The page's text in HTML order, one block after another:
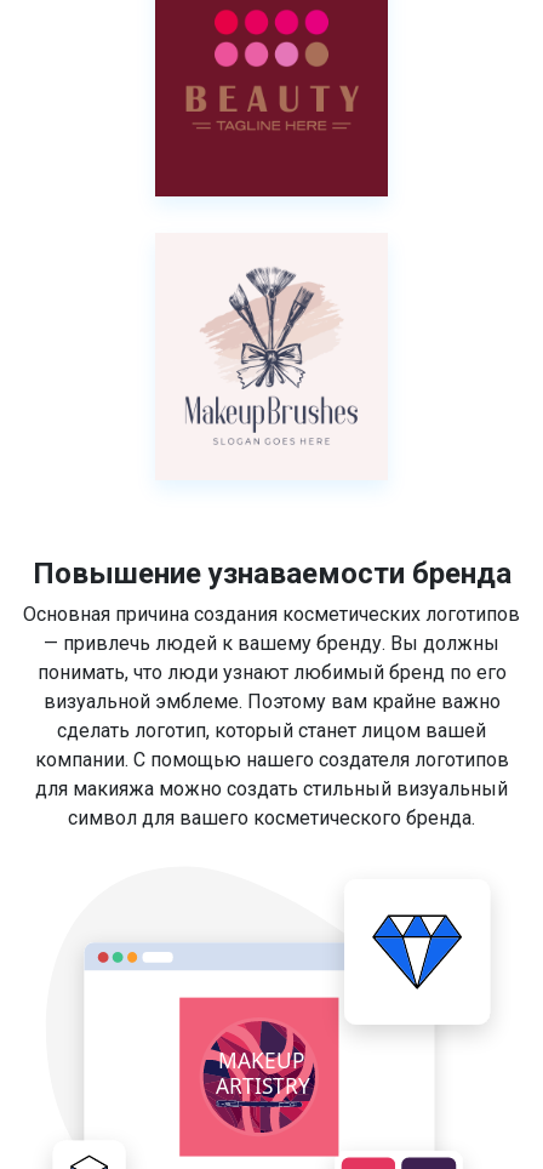
Повышение узнаваемости бренда
Основная причина создания косметических логотипов
— привлечь людей к вашему бренду. Вы должны
понимать, что люди узнают любимый бренд по его
визуальной эмблеме. Поэтому вам крайне важно
сделать логотип, который станет лицом вашей
компании. С помощью нашего создателя логотипов
для макияжа можно создать стильный визуальный
символ для вашего косметического бренда.